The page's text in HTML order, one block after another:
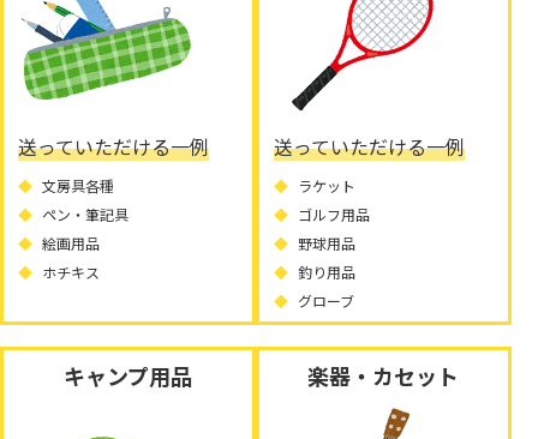
送っていただける一例
文房具各種
ペン・筆記具
絵画用品
ホチキス
送っていただける一例
ラケット
ゴルフ用品
野球用品
釣り用品
グローブ
キャンプ用品 楽器・カセット